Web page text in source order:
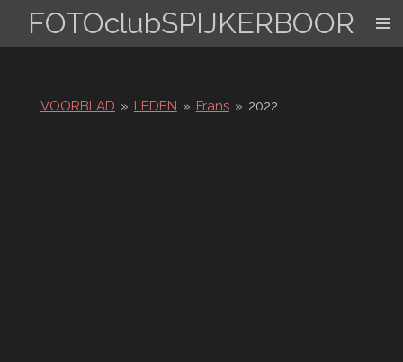
directFOTOclubSPIJKERBOOR
VOORBLAD » LEDEN » Frans » 2022